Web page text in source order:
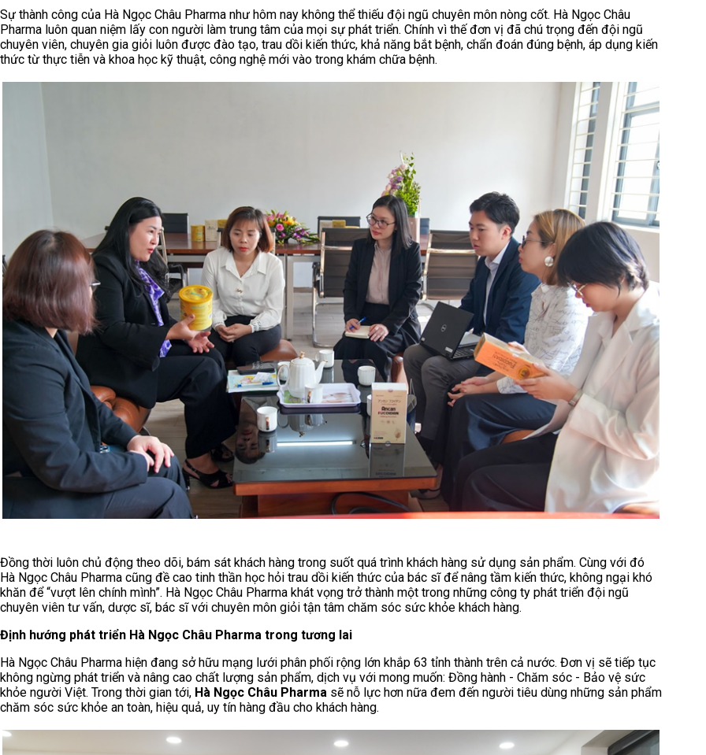
Sự thành công của Hà Ngọc Châu Pharma như hôm nay không thể thiếu đội ngũ chuyên môn nòng cốt. Hà Ngọc Châu
Pharma luôn quan niệm lấy con người làm trung tâm của mọi sự phát triển. Chính vì thế đơn vị đã chú trọng đến đội ngũ
chuyên viên, chuyên gia giỏi luôn được đào tạo, trau dồi kiến thức, khả năng bắt bệnh, chẩn đoán đúng bệnh, áp dụng kiến
thức từ thực tiễn và khoa học kỹ thuật, công nghệ mới vào trong khám chữa bệnh.
Đồng thời luôn chủ động theo dõi, bám sát khách hàng trong suốt quá trình khách hàng sử dụng sản phẩm. Cùng với đó
Hà Ngọc Châu Pharma cũng đề cao tinh thần học hỏi trau dồi kiến thức của bác sĩ để nâng tầm kiến thức, không ngại khó
khăn để “vượt lên chính mình”. Hà Ngọc Châu Pharma khát vọng trở thành một trong những công ty phát triển đội ngũ
chuyên viên tư vấn, dược sĩ, bác sĩ với chuyên môn giỏi tận tâm chăm sóc sức khỏe khách hàng.
Định hướng phát triển Hà Ngọc Châu Pharma trong tương lai
Hà Ngọc Châu Pharma hiện đang sở hữu mạng lưới phân phối rộng lớn khắp 63 tỉnh thành trên cả nước. Đơn vị sẽ tiếp tục
không ngừng phát triển và nâng cao chất lượng sản phẩm, dịch vụ với mong muốn: Đồng hành - Chăm sóc - Bảo vệ sức
khỏe người Việt. Trong thời gian tới, Hà Ngọc Châu Pharma sẽ nỗ lực hơn nữa đem đến người tiêu dùng những sản phẩm
chăm sóc sức khỏe an toàn, hiệu quả, uy tín hàng đầu cho khách hàng.